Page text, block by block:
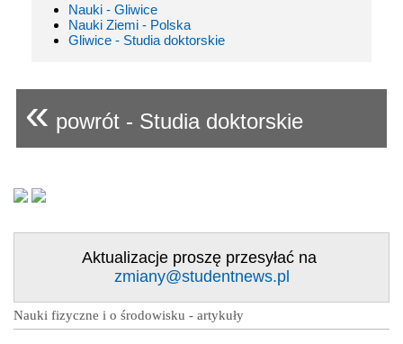
Nauki - Gliwice
Nauki Ziemi - Polska
Gliwice - Studia doktorskie
« powrót - Studia doktorskie
Aktualizacje proszę przesyłać na
zmiany@studentnews.pl
Nauki fizyczne i o środowisku - artykuły